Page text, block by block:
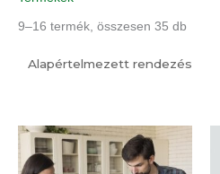
9–16 termék, összesen 35 db